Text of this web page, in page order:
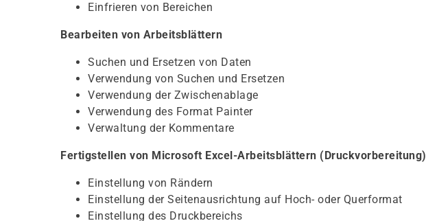
Einfrieren von Bereichen
Bearbeiten von Arbeitsblättern
Suchen und Ersetzen von Daten
Verwendung von Suchen und Ersetzen
Verwendung der Zwischenablage
Verwendung des Format Painter
Verwaltung der Kommentare
Fertigstellen von Microsoft Excel-Arbeitsblättern (Druckvorbereitung)
Einstellung von Rändern
Einstellung der Seitenausrichtung auf Hoch- oder Querformat
Einstellung des Druckbereichs